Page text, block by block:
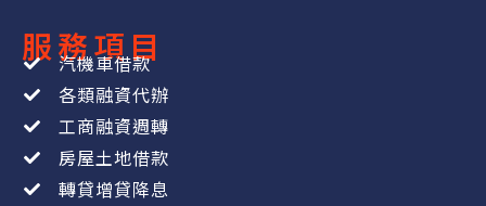
服務項目
汽機車借款
各類融資代辦
工商融資週轉
房屋土地借款
轉貸增貸降息